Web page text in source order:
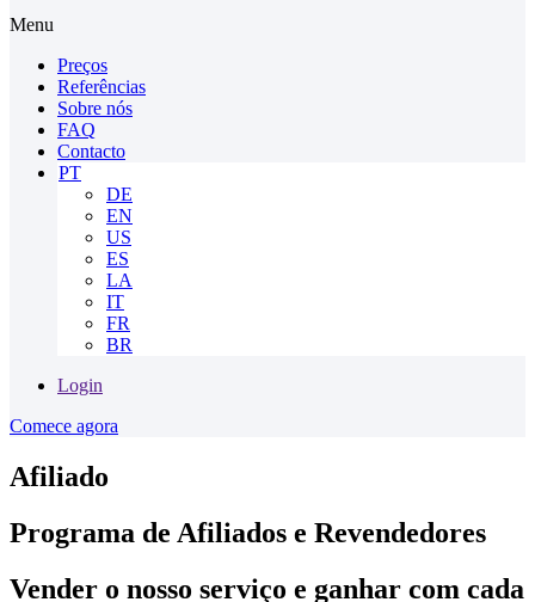
Menu
Preços
Referências
Sobre nós
FAQ
Contacto
PT
DE
EN
US
ES
LA
IT
FR
BR
Login
Comece agora
Afiliado
Programa de Afiliados e Revendedores
Vender o nosso serviço e ganhar com cada